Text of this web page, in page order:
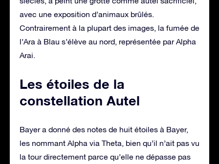
avec une exposition d’animaux brûlés.
Contrairement à la plupart des images, la fumée de
l’Ara à Blau s’élève au nord, représentée par Alpha
Arai.
Les étoiles de la
constellation Autel
Bayer a donné des notes de huit étoiles à Bayer,
les nommant Alpha via Theta, bien qu’il n’ait pas vu
la tour directement parce qu’elle ne dépasse pas